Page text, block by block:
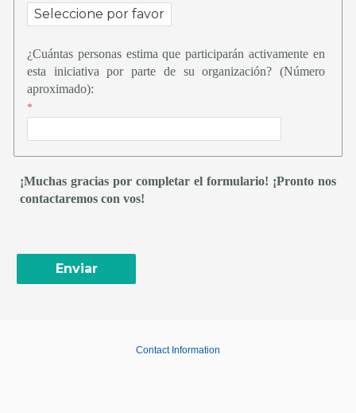
¿Cuántas personas estima que participarán activamente en
esta iniciativa por parte de su organización? (Número
aproximado):
¡Muchas gracias por completar el formulario! ¡Pronto nos
contactaremos con vos!
Contact Information